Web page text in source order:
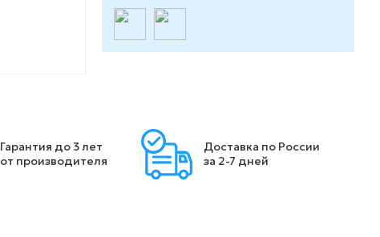
Гарантия до 3 лет
от производителя
Доставка по России
за 2-7 дней